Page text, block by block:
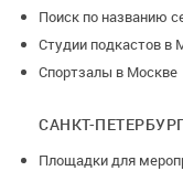
Поиск по названию
Студии подкастов в
Спортзалы в Москве
САНКТ-
Площадки для